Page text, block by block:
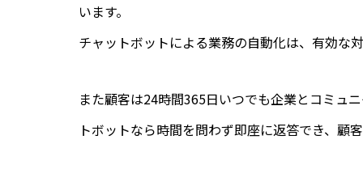
います。
チャットボットによる業務の自動化は、有効な
また顧客は24時間365日いつでも企業とコミュ
トボットなら時間を問わず即座に返答でき、顧